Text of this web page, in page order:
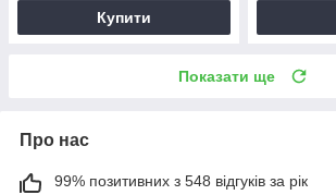
Купити
Показати ще
Про нас
99% позитивних з 548 відгуків за рік